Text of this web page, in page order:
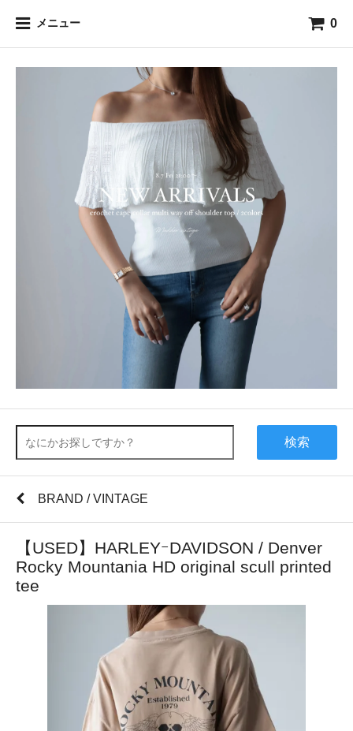
メニュー 0
検索
BRAND / VINTAGE
【USED】HARLEYｰDAVIDSON / Denver
Rocky Mountania HD original scull printed
tee